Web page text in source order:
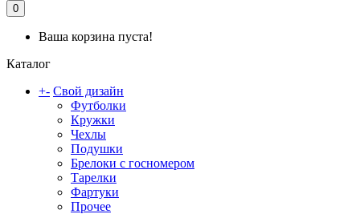
0
Ваша корзина пуста!
Каталог
+- Свой дизайн
Футболки
Кружки
Чехлы
Подушки
Брелоки с госномером
Тарелки
Фартуки
Прочее